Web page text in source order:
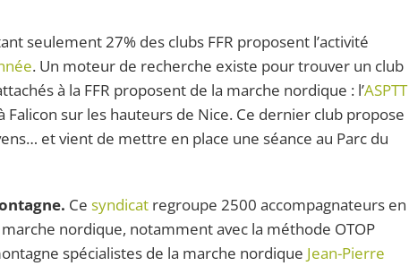
seulement 27% des clubs FFR proposent l’activité
. Un moteur de recherche existe pour trouver un club
à la FFR proposent de la marche nordique : l’ASPTT
Falicon sur les hauteurs de Nice. Ce dernier club propose
et vient de mettre en place une séance au Parc du
Cesyndicat regroupe 2500 accompagnateurs en
nordique, notamment avec la méthode OTOP
spécialistes de la marche nordique Jean-Pierre